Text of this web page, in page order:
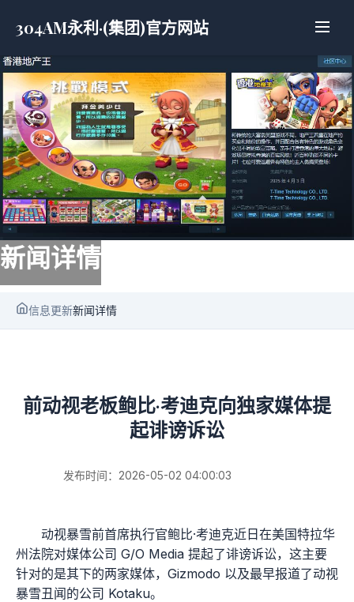
304AM永利·(集团)官方网站
新闻详情
信息更新新闻详情
前动视老板鲍比·考迪克向独家媒体提
起诽谤诉讼
发布时间：2026-05-02 04:00:03
动视暴雪前首席执行官鲍比·考迪克近日在美国特拉华
州法院对媒体公司 G/O Media 提起了诽谤诉讼，这主要
针对的是其下的两家媒体，Gizmodo 以及最早报道了动视
暴雪丑闻的公司 Kotaku。